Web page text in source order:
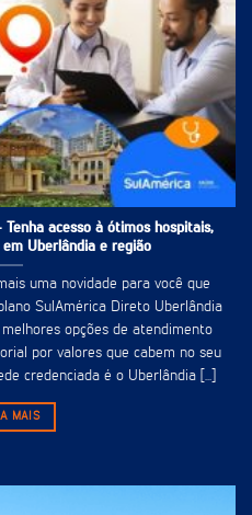
acesso à ótimos hospitais,
Uberlândia e região
uma novidade para você que
SulAmérica Direto Uberlândia
opções de atendimento
por valores que cabem no seu
credenciada é o Uberlândia [...]
MAIS